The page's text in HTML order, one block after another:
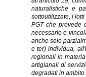
naturalistiche e
sottoutilizzate, i
PGT che prevede
necessario e
anche solo
e ter) individua,
regionali in
artigianali di
degradati in ambito